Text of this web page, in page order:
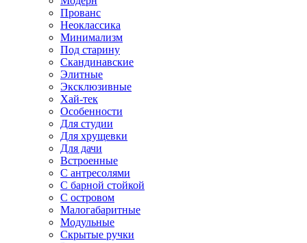
Прованс
Неоклассика
Минимализм
Под старину
Скандинавские
Элитные
Эксклюзивные
Хай-тек
Особенности
Для студии
Для хрущевки
Для дачи
Встроенные
С антресолями
С барной стойкой
С островом
Малогабаритные
Модульные
Скрытые ручки